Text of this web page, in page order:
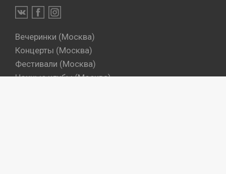
Вечеринки (Москва)
Концерты (Москва)
Фестивали (Москва)
Ночные клубы (Москва)